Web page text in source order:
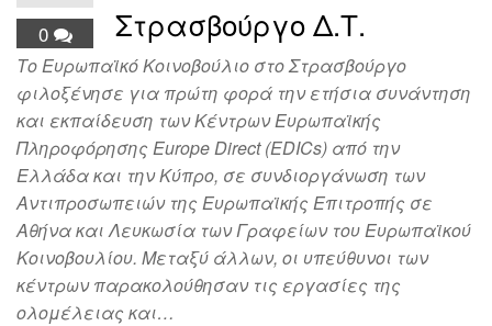
0
Στρασβούργο Δ.Τ.
Το Ευρωπαϊκό Κοινοβούλιο στο Στρασβούργο
φιλοξένησε για πρώτη φορά την ετήσια συνάντηση
και εκπαίδευση των Κέντρων Ευρωπαϊκής
Πληροφόρησης Europe Direct (EDICs) από την
Ελλάδα και την Κύπρο, σε συνδιοργάνωση των
Αντιπροσωπειών της Ευρωπαϊκής Επιτροπής σε
Αθήνα και Λευκωσία των Γραφείων του Ευρωπαϊκού
Κοινοβουλίου. Μεταξύ άλλων, οι υπεύθυνοι των
κέντρων παρακολούθησαν τις εργασίες της
ολομέλειας και…